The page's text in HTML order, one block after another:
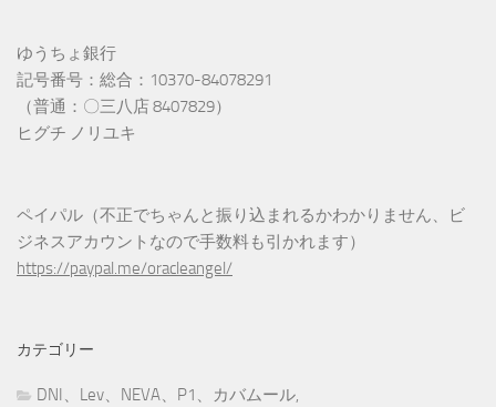
ゆうちょ銀行
記号番号：総合：10370-84078291
（普通：〇三八店 8407829）
ヒグチ ノリユキ
ペイパル（不正でちゃんと振り込まれるかわかりません、ビ
ジネスアカウントなので手数料も引かれます）
https://paypal.me/oracleangel/
カテゴリー
DNI、Lev、NEVA、P1、カバムール,